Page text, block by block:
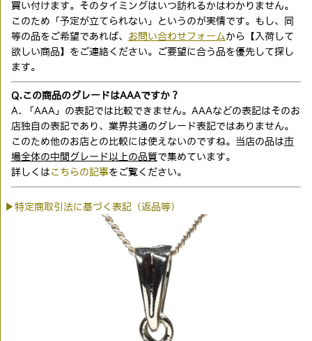
買い付けます。そのタイミングはいつ訪れるかはわかりません。
このため「予定が立てられない」というのが実情です。もし、同
等の品をご希望であれば、 お問い合わせフォーム から【入荷して
欲しい商品】をご連絡ください。ご要望に合う品を優先して探し
ます。
Q.この商品のグレードはAAAですか？
A. 「AAA」の表記では比較できません。AAAなどの表記はそのお
店独自の表記であり、業界共通のグレード表記ではありません。
このため他のお店との比較には使えないのですね。当店の品は市
場全体の中間グレード以上の品質で集めています。
詳しくは こちらの記事をご覧ください。
▶特定商取引法に基づく表記（返品等）